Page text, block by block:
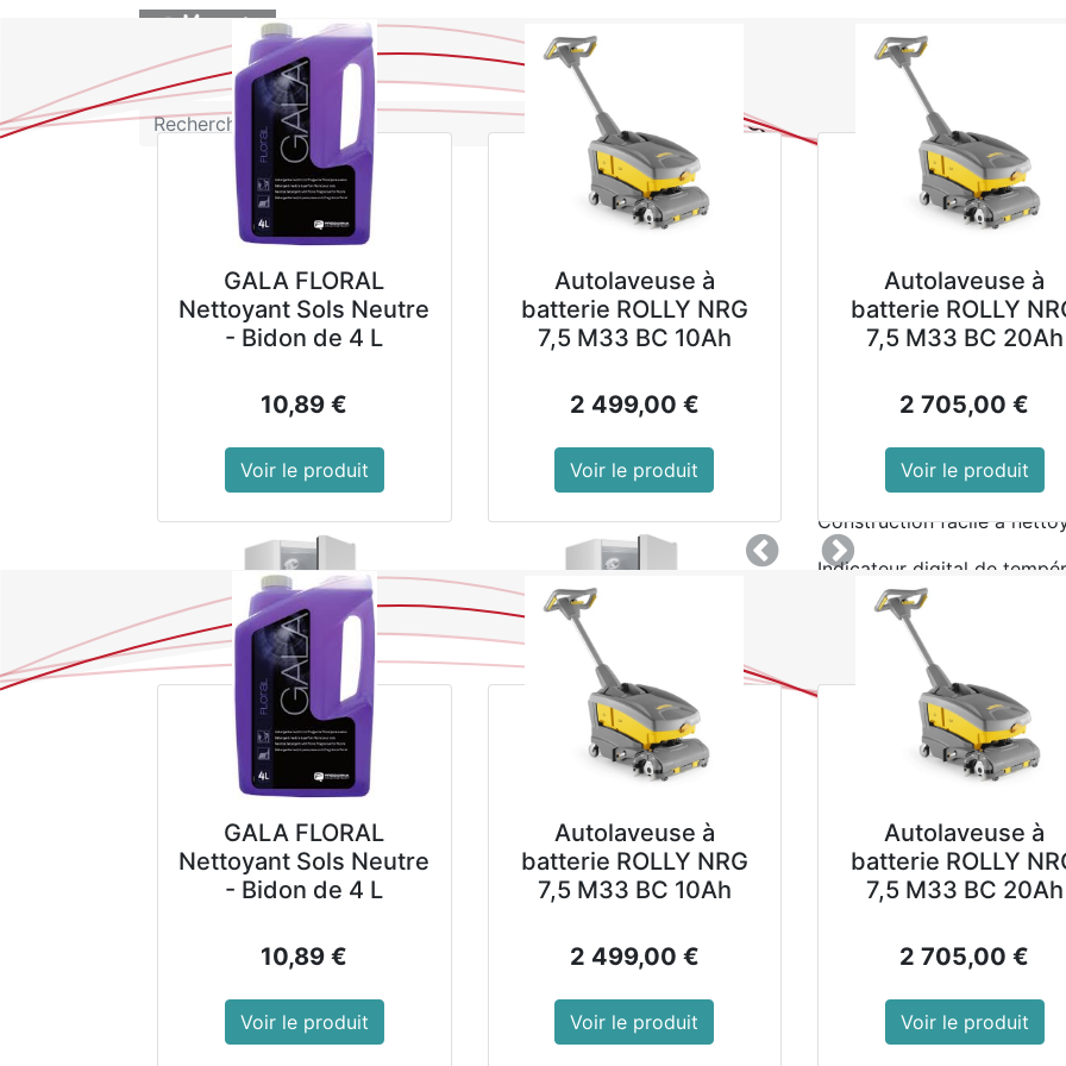
BOUTIQUE NOUVEAUTES
Tous les produits
Armoire réfrigérée
Armoire
440L Polar
Armoires réfrigérées
automatique, pour le
professionnelles de
automatique avec
pour s'insérer dans les
pour un entretien facile.
3 étagères à hauteur
Construction facile à
Indicateur digital de
Porte à fermeture
Roulettes robustes avec
Dégivrage automatique
Refroidissement assisté
Poids maximum par
L'installation d'une porte
votre pièce et créer plus
Capacité nette utile :
Référence soumise à une
GALA FLORAL
Nettoyant Sols Neutre
- Bidon de 4 L
10,89 €
Voir le produit
Autolaveuse à
batterie ROLLY NRG
7,5 M33 BC 10Ah
2 499,00 €
Voir le produit
Autolaveuse à
batterie ROLLY
7,5 M33 BC 20Ah
2 705,00 €
Voir le produit
PrécedentSuivant
GALA FLORAL
Nettoyant Sols Neutre
- Bidon de 4 L
10,89 €
Voir le produit
Autolaveuse à
batterie ROLLY NRG
7,5 M33 BC 10Ah
2 499,00 €
Voir le produit
Autolaveuse à
batterie ROLLY
7,5 M33 BC 20Ah
2 705,00 €
Voir le produit